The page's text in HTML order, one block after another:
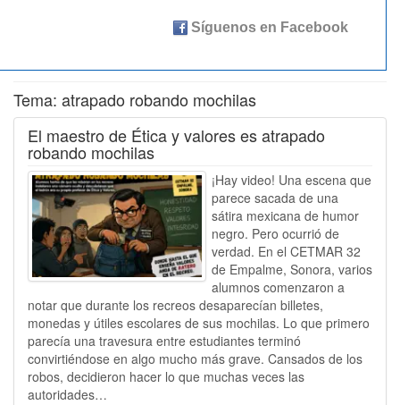
Tema: atrapado robando mochilas
El maestro de Ética y valores es atrapado
robando mochilas
¡Hay video! Una escena que
parece sacada de una
sátira mexicana de humor
negro. Pero ocurrió de
verdad. En el CETMAR 32
de Empalme, Sonora, varios
alumnos comenzaron a
notar que durante los recreos desaparecían billetes,
monedas y útiles escolares de sus mochilas. Lo que primero
parecía una travesura entre estudiantes terminó
convirtiéndose en algo mucho más grave. Cansados de los
robos, decidieron hacer lo que muchas veces las
autoridades…